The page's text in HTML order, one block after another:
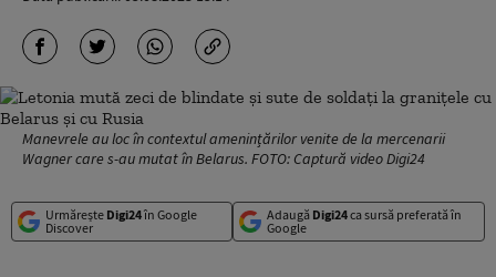
Manevrele au loc în contextul amenințărilor venite de la mercenarii
Wagner care s-au mutat în Belarus. FOTO: Captură video Digi24
Urmărește Digi24în Google
Discover
Adaugă Digi24ca sursă preferată în
Google